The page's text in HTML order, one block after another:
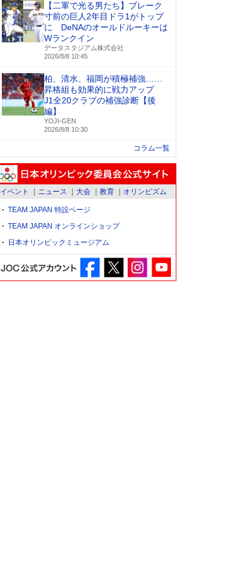
【二軍で光る男たち】ブレーク
寸前の巨人2年目ドラ1がトップ
に DeNAのオールドルーキーは
Wランクイン
データスタジアム株式会社
2026/8/8 10:45
柏、清水、福岡が積極補強……
昇格組も効果的に戦力アップ
J1全20クラブの補強診断【後
編】
YOJI-GEN
2026/8/8 10:30
コラム一覧
イベント ニュース 大会 教育 オリンピズム
TEAM JAPAN 特設ページ
TEAM JAPAN オンラインショップ
日本オリンピックミュージアム